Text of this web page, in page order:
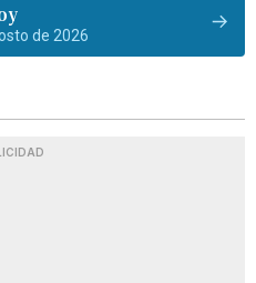
de 2026